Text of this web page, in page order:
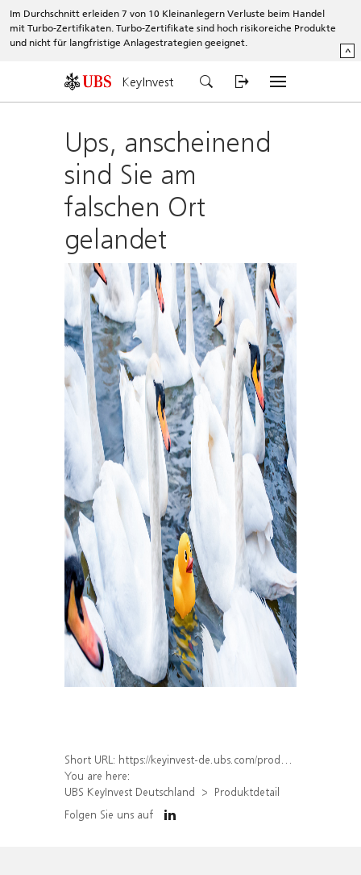
Im Durchschnitt erleiden 7 von 10 Kleinanlegern Verluste beim Handel
mit Turbo-Zertifikaten. Turbo-Zertifikate sind hoch risikoreiche Produkte
und nicht für langfristige Anlagestrategien geeignet.
^
KeyInvest
Ups, anscheinend
sind Sie am
falschen Ort
gelandet
Short URL: https://keyinvest-de.ubs.com/produkt/detail/index/isin/DE000UK4XL14
You are here:
UBS KeyInvest Deutschland
Produktdetail
Folgen Sie uns auf